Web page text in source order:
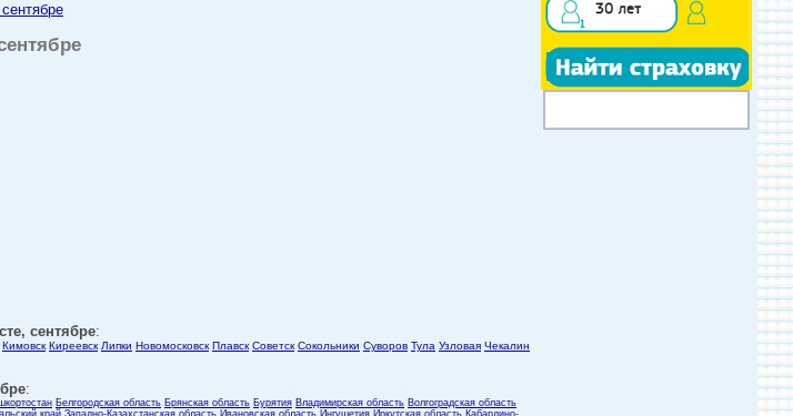
сентябре:
Кимовск Киреевск Липки Новомосковск Плавск Советск Сокольники Суворов Тула Узловая Чекалин
:
Белгородская область Брянская область Бурятия Владимирская область Волгоградская область
край Западно-Казахстанская область Ивановская область Ингушетия Иркутская область Кабардино-